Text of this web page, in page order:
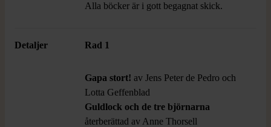
Alla böcker är i gott begagnat skick.
Detaljer Rad 1
Gapa stort! av Jens Peter de Pedro och
Lotta Geffenblad
Guldlock och de tre björnarna
återberättad av Anne Thorsell